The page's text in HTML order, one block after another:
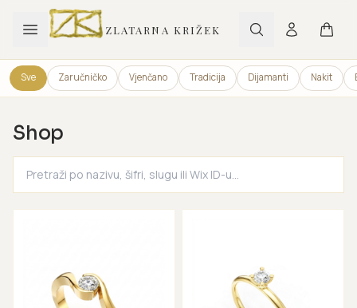
ZLATARNA KRIŽEK
Sve Zaručničko Vjenčano Tradicija Dijamanti Nakit
Shop